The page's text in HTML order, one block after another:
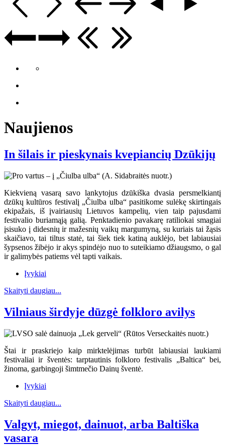
Naujienos
In šilais ir pieskynais kvepiancių Dzūkijų
Kiekvieną vasarą savo lankytojus dzūkiška dvasia persmelkiantį
dzūkų kultūros festivalį „Čiulba ulba“ pasitikome sulėkę skirtingais
ekipažais, iš įvairiausių Lietuvos kampelių, vien taip pajusdami
festivalio buriamąją galią. Penktadienio pavakarę ratiliokai smagiai
įsisuko į didesnių ir mažesnių vaikų margumyną, su kuriais tai žąsis
skaičiavo, tai tiltus statė, tai šiek tiek katiną auklėjo, bet labiausiai
šypsenos žibėjo ir akys spindėjo nuo to suteikiamo džiaugsmo, o gal
ir galimybės patiems vėl tapti vaikais.
Įvykiai
Skaityti daugiau...
Vilniaus širdyje dūzgė folkloro avilys
Štai ir praskriejo kaip mirktelėjimas turbūt labiausiai laukiami
festivaliai ir šventės: tarptautinis folkloro festivalis „Baltica“ bei,
žinoma, garbingoji šimtmečio Dainų šventė.
Įvykiai
Skaityti daugiau...
Valgyt, miegot, dainuot, arba Baltiška
vasara